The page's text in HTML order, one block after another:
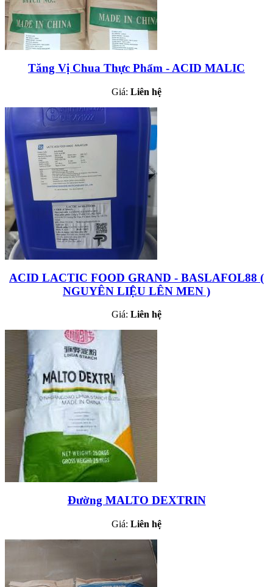
Tăng Vị Chua Thực Phẩm - ACID MALIC
Giá: Liên hệ
ACID LACTIC FOOD GRAND - BASLAFOL88 (
NGUYÊN LIỆU LÊN MEN )
Giá: Liên hệ
Đường MALTO DEXTRIN
Giá: Liên hệ